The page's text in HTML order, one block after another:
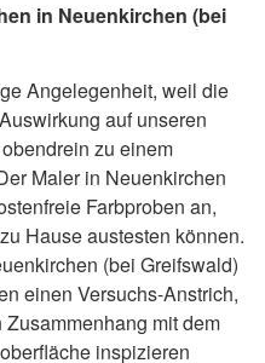
in Neuenkirchen (bei
Angelegenheit, weil die
auf unseren
zu einem
Maler in Neuenkirchen
Farbproben an,
Hause austesten können.
(bei Greifswald)
einen Versuchs-Anstrich,
mit dem
inspizieren